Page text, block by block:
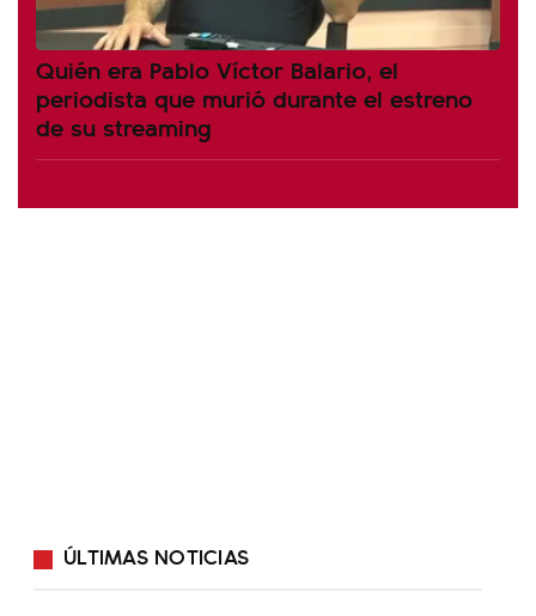
Quién era Pablo Víctor Balario, el
periodista que murió durante el estreno
de su streaming
ÚLTIMAS NOTICIAS